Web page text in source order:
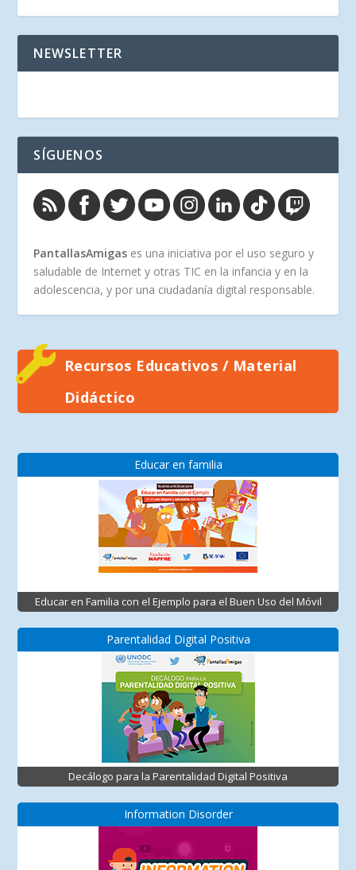
NEWSLETTER
SÍGUENOS
PantallasAmigas es una iniciativa por el uso seguro y
saludable de Internet y otras TIC en la infancia y en la
adolescencia, y por una ciudadanía digital responsable.
Recursos Educativos / Material
Didáctico
Educar en familia
Educar en Familia con el Ejemplo para el Buen Uso del Móvil
Parentalidad Digital Positiva
Decálogo para la Parentalidad Digital Positiva
Information Disorder